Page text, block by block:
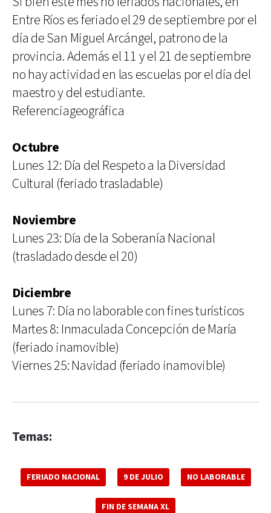
Entre Ríos es feriado el 29 de septiembre por el
día de San Miguel Arcángel, patrono de la
provincia. Además el 11 y el 21 de septiembre
no hay actividad en las escuelas por el día del
maestro y del estudiante.
Referenciageográfica
Octubre
Lunes 12: Día del Respeto a la Diversidad
Cultural (feriado trasladable)
Noviembre
Lunes 23: Día de la Soberanía Nacional
(trasladado desde el 20)
Diciembre
Lunes 7: Día no laborable con fines turísticos
Martes 8: Inmaculada Concepción de María
(feriado inamovible)
Viernes 25: Navidad (feriado inamovible)
Temas:
FERIADO NACIONAL 9 DE JULIO NO LABORABLE
FIN DE SEMANA XL